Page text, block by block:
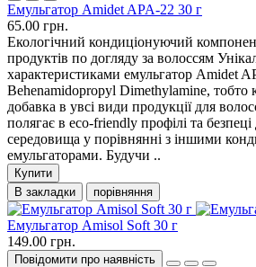
Емульгатор Amidet APA-22 30 г
65.00 грн.
Екологічний кондиціонуючий
продуктів по догляду за волоссям
характеристиками емульгатор Amidet
Behenamidopropyl Dimethylamine, тобто
добавка в увсі види продукції для
полягає в eco-friendly профілі та
середовища у порівнянні з іншими
емульгаторами. Будучи ..
Купити
В закладки
порівняння
Емульгатор Amisol Soft 30 г
149.00 грн.
Повідомити про наявність